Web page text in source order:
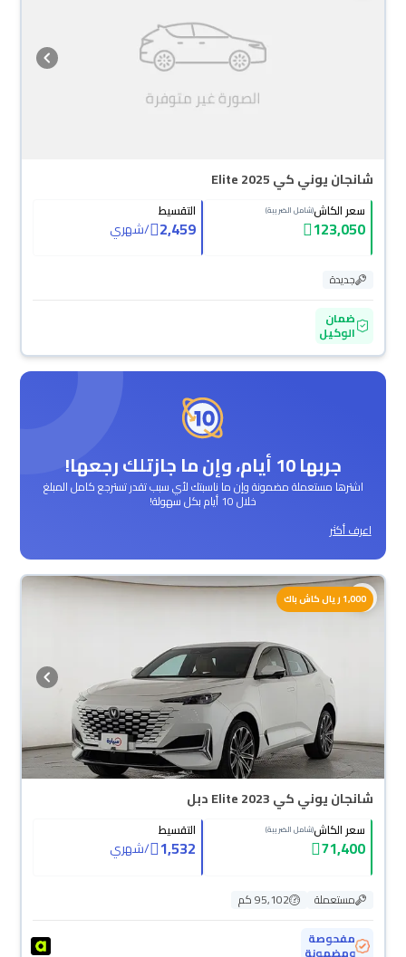
شانجان يوني كي Elite 2025
سعر الكاش(شامل الضريبة)
123,050
التقسيط
2,459
/شهري
جديدة
ضمان
الوكيل
جربها 10 أيام، وإن ما جازتلك رجعها!
اشترها مستعملة مضمونة وإن ما ناسبتك لأي سبب تقدر تسترجع كامل المبلغ
خلال 10 أيام بكل سهولة!
اعرف أكثر
1,000 ريال كاش باك
محجوزة
شانجان يوني كي Elite 2023 دبل
سعر الكاش(شامل الضريبة)
71,400
التقسيط
1,532
/شهري
مستعملة
95,102 كم
مفحوصة
ومضمونة